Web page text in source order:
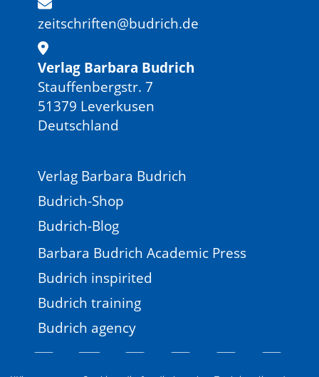
zeitschriften@budrich.de
Verlag Barbara Budrich
Stauffenbergstr. 7
51379 Leverkusen
Deutschland
Verlag Barbara Budrich
Budrich-Shop
Budrich-Blog
Barbara Budrich Academic Press
Budrich inspirited
Budrich training
Budrich agency